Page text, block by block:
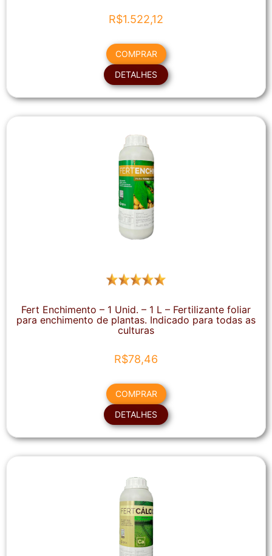
R$1.522,12
COMPRAR
DETALHES
Fert Enchimento – 1 Unid. – 1 L – Fertilizante foliar
para enchimento de plantas. Indicado para todas as
culturas
R$78,46
COMPRAR
DETALHES